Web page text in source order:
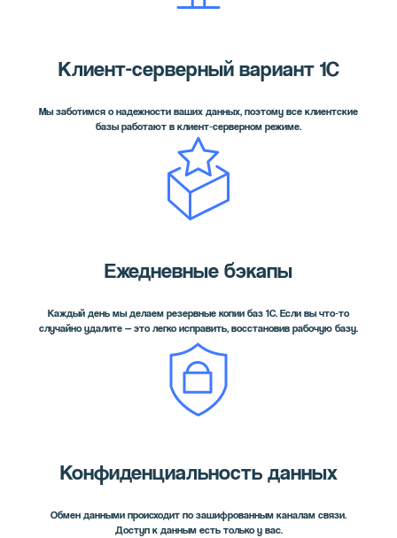
Клиент-серверный вариант 1С
Мы заботимся о надежности ваших данных, поэтому все клиентские
базы работают в клиент‑серверном режиме.
Ежедневные бэкапы
Каждый день мы делаем резервные копии баз 1С. Если вы что‑то
случайно удалите — это легко исправить, восстановив рабочую базу.
Конфиденциальность данных
Обмен данными происходит по зашифрованным каналам связи.
Доступ к данным есть только у вас.